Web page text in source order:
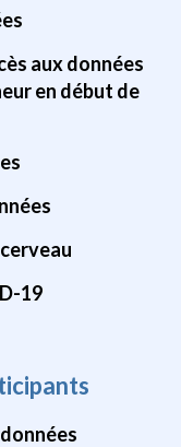
aux données
en début de
19